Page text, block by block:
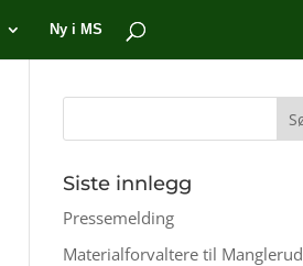
Ny i MS
Siste innlegg
Pressemelding
Materialforvaltere til Manglerud